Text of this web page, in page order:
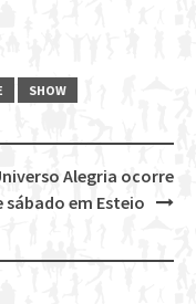
SHOW
Alegria ocorre
sábado em Esteio